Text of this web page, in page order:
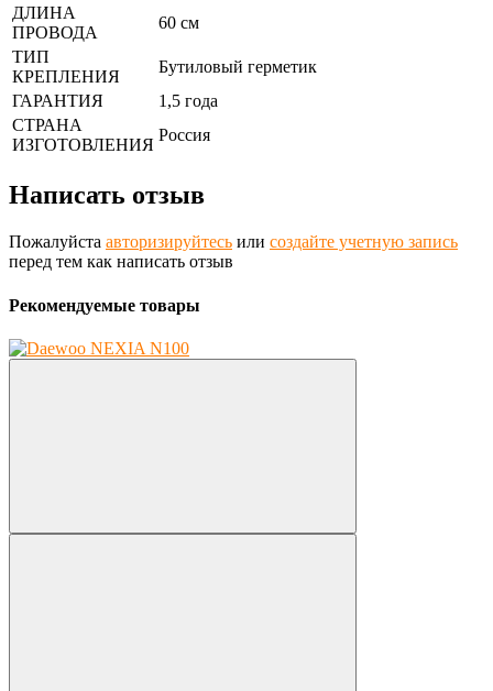
ДЛИНА
ПРОВОДА
60 см
ТИП
КРЕПЛЕНИЯ
Бутиловый герметик
ГАРАНТИЯ
1,5 года
СТРАНА
ИЗГОТОВЛЕНИЯ
Россия
Написать отзыв
Пожалуйста авторизируйтесь или создайте учетную запись
перед тем как написать отзыв
Рекомендуемые товары